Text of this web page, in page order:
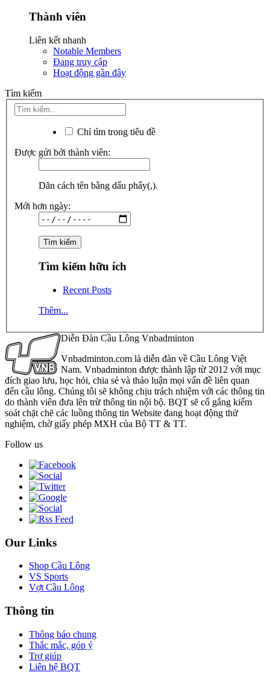
Thành viên
Liên kết nhanh
Notable Members
Đang truy cập
Hoạt động gần đây
Tìm kiếm
Chỉ tìm trong tiêu đề
Được gửi bởi thành viên:
Dãn cách tên bằng dấu phẩy(,).
Mới hơn ngày:
Tìm kiếm hữu ích
Recent Posts
Thêm...
Diễn Đàn Cầu Lông Vnbadminton
Vnbadminton.com là diễn đàn về Cầu Lông Việt
Nam. Vnbadminton được thành lập từ 2012 với mục
đích giao lưu, học hỏi, chia sẻ và thảo luận mọi vấn đề liên quan
đến cầu lông. Chúng tôi sẽ không chịu trách nhiệm với các thông tin
do thành viên đưa lên trừ thông tin nội bộ. BQT sẽ cố gắng kiểm
soát chặt chẽ các luồng thông tin Website đang hoạt động thử
nghiệm, chờ giấy phép MXH của Bộ TT & TT.
Follow us
Our Links
Shop Cầu Lông
VS Sports
Vợt Cầu Lông
Thông tin
Thông báo chung
Thắc mắc, góp ý
Trợ giúp
Liên hệ BQT